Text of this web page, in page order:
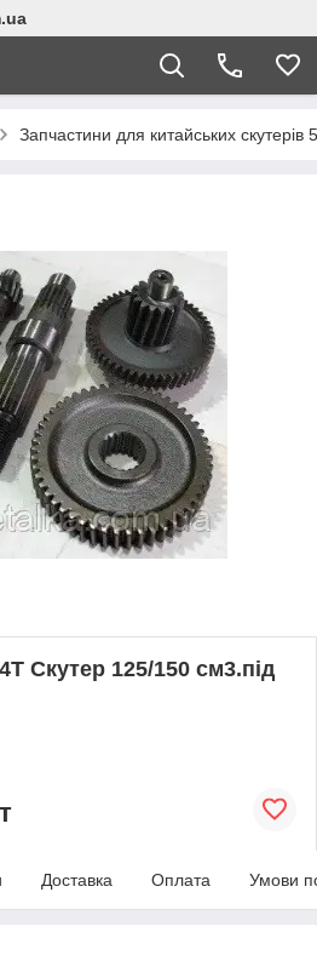
Запчастини для китайських
Скутер 125/150 см3.під
Доставка Оплата Умови